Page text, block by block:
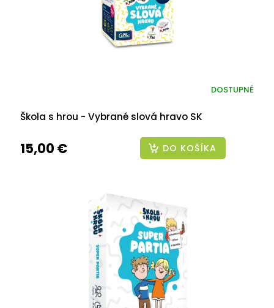
Škola s hrou - Vybrané slová hravo SK
DOSTUPNÉ
15,00 € DO KOŠÍKA